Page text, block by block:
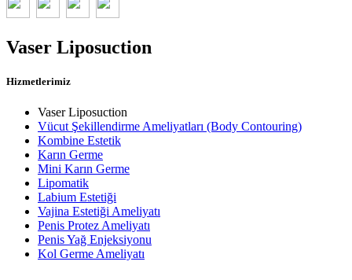
Vaser Liposuction
Hizmetlerimiz
Vaser Liposuction
Vücut Şekillendirme Ameliyatları (Body Contouring)
Kombine Estetik
Karın Germe
Mini Karın Germe
Lipomatik
Labium Estetiği
Vajina Estetiği Ameliyatı
Penis Protez Ameliyatı
Penis Yağ Enjeksiyonu
Kol Germe Ameliyatı